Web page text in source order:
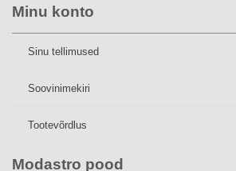
Minu konto
Sinu tellimused
Soovinimekiri
Tootevõrdlus
Modastro pood